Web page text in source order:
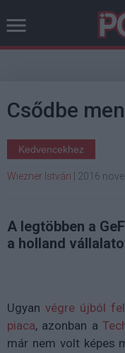
Csődbe
Kedvencekhez
Wiezner István 2016
A legtöbben a
a holland
Ugyanvégre újból
piaca, azonban a
már nem volt képes